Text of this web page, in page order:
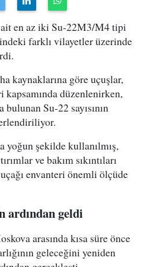
en az iki Su-22M3/M4 tipi
farklı vilayetler üzerinde
kaynaklarına göre uçuşlar,
düzenlenirken,
Su-22 sayısının
yoğun şekilde kullanılmış,
ve bakım sıkıntıları
envanteri önemli ölçüde
ardından geldi
arasında kısa süre önce
geleceğini yeniden